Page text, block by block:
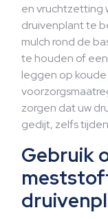
en vruchtzetting
druivenplant te
mulch rond de
te houden of
leggen op
zorgen dat uw
gedijt, zelfs
Gebruik